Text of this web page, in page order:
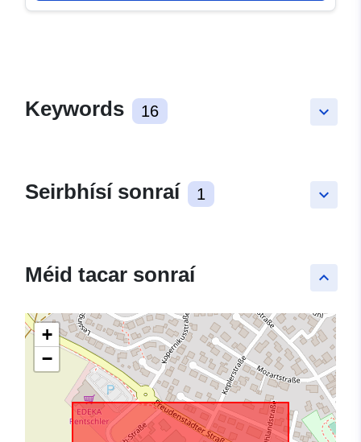
keyboard_arrow_down
Keywords 16
keyboard_arrow_down
Seirbhísí sonraí 1
keyboard_arrow_up
Méid tacar sonraí
+
−